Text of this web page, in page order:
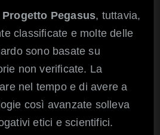
Progetto Pegasus, tuttavia,
classificate e molte delle
sono basate su
non verificate. La
nel tempo e di avere a
così avanzate solleva
etici e scientifici.